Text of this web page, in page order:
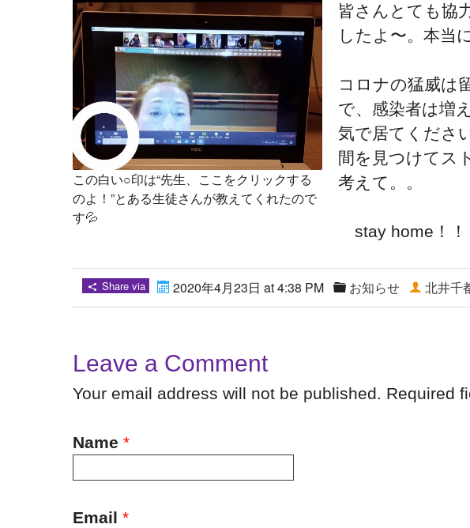
この白い○印は“先生、ここをクリックする
のよ！”とある生徒さんが教えてくれたので
す💦
皆さんとても協
したよ〜。本当
コロナの猛威は
で、感染者は増
気で居てくださ
間を見つけてス
考えて。。
stay home！！
Share via 2020年4月23日 at 4:38 PM お知らせ 北井千
Leave a Comment
Your email address will not be published. Required
Name *
Email *